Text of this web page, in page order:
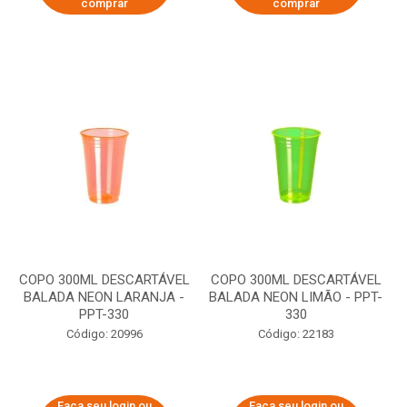
comprar comprar
COPO 300ML DESCARTÁVEL
BALADA NEON LARANJA -
PPT-330
Código: 20996
COPO 300ML DESCARTÁVEL
BALADA NEON LIMÃO - PPT-
330
Código: 22183